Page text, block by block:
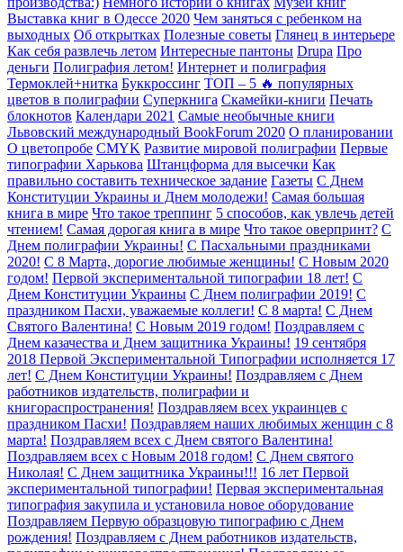
Выставка книг в Одессе 2020 Чем заняться с ребенком на
выходных Об открытках Полезные советы Глянец в интерьере
Как себя развлечь летом Интересные пантоны Drupa Про
деньги Полиграфия летом! Интернет и полиграфия
Термоклей+нитка Буккроссинг ТОП – 5 🔥 популярных
цветов в полиграфии Суперкнига Скамейки-книги Печать
блокнотов Календари 2021 Самые необычные книги
Львовский международный BookForum 2020 О планировании
О цветопробе CMYK Развитие мировой полиграфии Первые
типографии Харькова Штанцформа для высечки Как
правильно составить техническое задание Газеты С Днем
Конституции Украины и Днем молодежи! Самая большая
книга в мире Что такое треппинг 5 способов, как увлечь детей
чтением! Самая дорогая книга в мире Что такое оверпринт? С
Днем полиграфии Украины! С Пасхальными праздниками
2020! C 8 Марта, дорогие любимые женщины! С Новым 2020
годом! Первой экспериментальной типографии 18 лет! С
Днем Конституции Украины С Днем полиграфии 2019! С
праздником Пасхи, уважаемые коллеги! С 8 марта! С Днем
Святого Валентина! С Новым 2019 годом! Поздравляем с
Днем казачества и Днем защитника Украины! 19 сентября
2018 Первой Экспериментальной Типографии исполняется 17
лет! С Днем Конституции Украины! Поздравляем с Днем
работников издательств, полиграфии и
книгораспространения! Поздравляем всех украинцев с
праздником Пасхи! Поздравляем наших любимых женщин с 8
марта! Поздравляем всех с Днем святого Валентина!
Поздравляем всех с Новым 2018 годом! С Днем святого
Николая! С Днем защитника Украины!!! 16 лет Первой
экспериментальной типографии! Первая экспериментальная
типография закупила и установила новое оборудование
Поздравляем Первую образцовую типографию с Днем
рождения! Поздравляем с Днем работников издательств,